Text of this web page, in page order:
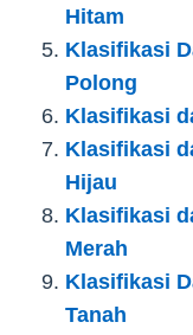
Hitam
Klasifikasi
Polong
Klasifikasi
Klasifikasi
Hijau
Klasifikasi
Merah
Klasifikasi
Tanah